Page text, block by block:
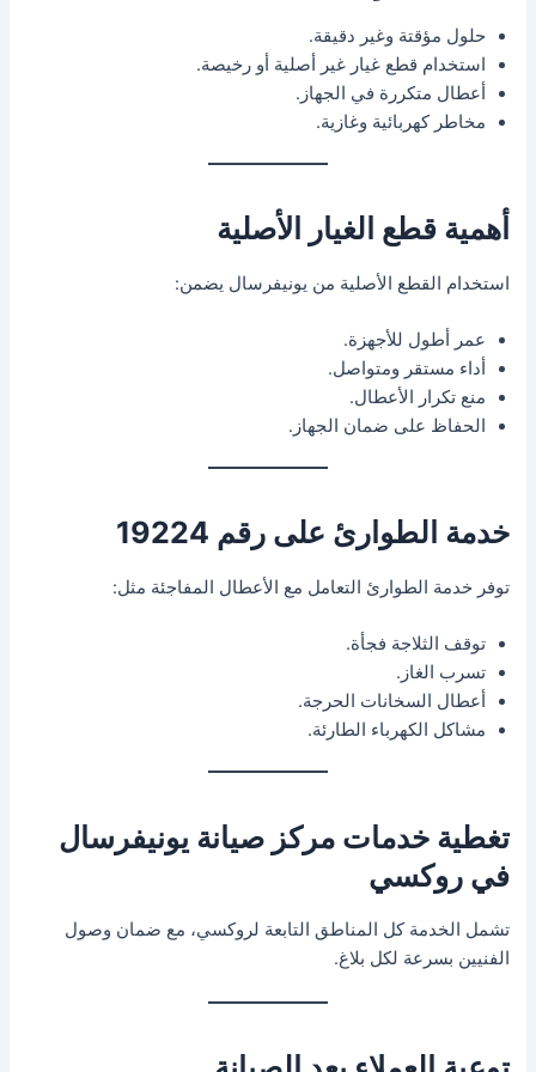
حلول مؤقتة وغير دقيقة.
استخدام قطع غيار غير أصلية أو رخيصة.
أعطال متكررة في الجهاز.
مخاطر كهربائية وغازية.
أهمية قطع الغيار الأصلية
استخدام القطع الأصلية من يونيفرسال يضمن:
عمر أطول للأجهزة.
أداء مستقر ومتواصل.
منع تكرار الأعطال.
الحفاظ على ضمان الجهاز.
خدمة الطوارئ على رقم 19224
توفر خدمة الطوارئ التعامل مع الأعطال المفاجئة مثل:
توقف الثلاجة فجأة.
تسرب الغاز.
أعطال السخانات الحرجة.
مشاكل الكهرباء الطارئة.
تغطية خدمات مركز صيانة يونيفرسال
في روكسي
تشمل الخدمة كل المناطق التابعة لروكسي، مع ضمان وصول
الفنيين بسرعة لكل بلاغ.